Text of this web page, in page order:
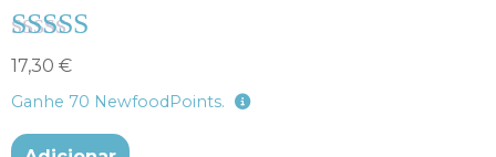
Avaliação
4.67
17,30 €
Ganhe 70 NewfoodPoints.